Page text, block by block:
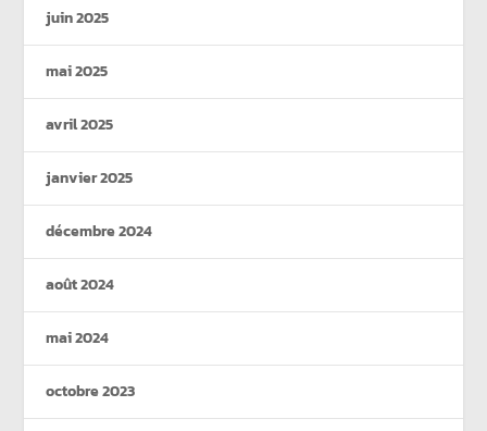
juin 2025
mai 2025
avril 2025
janvier 2025
décembre 2024
août 2024
mai 2024
octobre 2023